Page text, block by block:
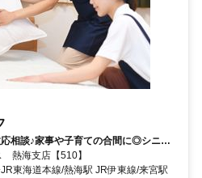
相談♪家事や子育ての合間に◎シニア
迎！
熱海支店【510】
東海道本線/熱海駅 JR伊東線/来宮駅